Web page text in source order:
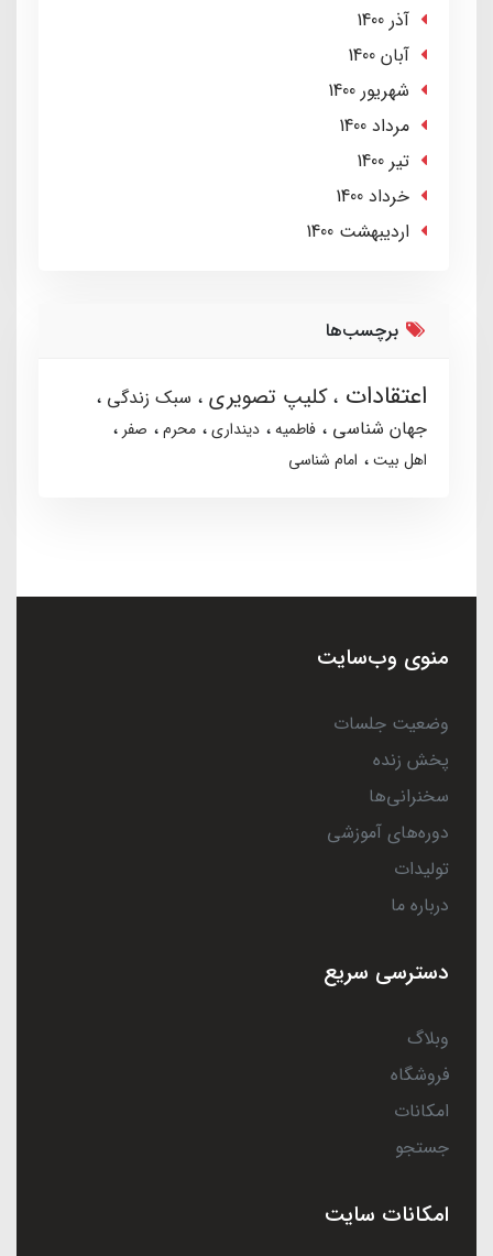
آذر 1400
آبان 1400
شهریور 1400
مرداد 1400
تير 1400
خرداد 1400
ارديبهشت 1400
برچسب‌ها
اعتقادات کلیپ تصویری
سبک زندگی
جهان شناسی
فاطمیه دینداری محرم
صفر
اهل بیت
امام شناسی
منوی وب‌سایت
وضعیت جلسات
پخش زنده
سخنرانی‌ها
دوره‌های آموزشی
تولیدات
درباره ما
دسترسی سریع
وبلاگ
فروشگاه
امکانات
جستجو
امکانات سایت